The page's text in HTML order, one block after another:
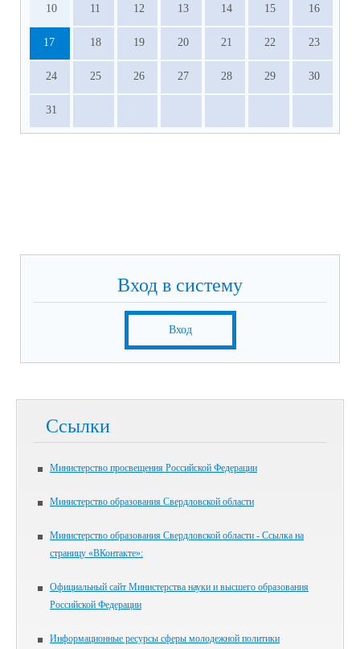
10 11 12 13 14 15 16
17 18 19 20 21 22 23
24 25 26 27 28 29 30
31
Вход в систему
Вход
Ссылки
Министерство просвещения Российской Федерации
Министерство образования Свердловской области
Министерство образования Свердловской области - Ссылка на
страницу «ВКонтакте»:
Официальный сайт Министерства науки и высшего образования
Российской Федерации
Информационные ресурсы сферы молодежной политики